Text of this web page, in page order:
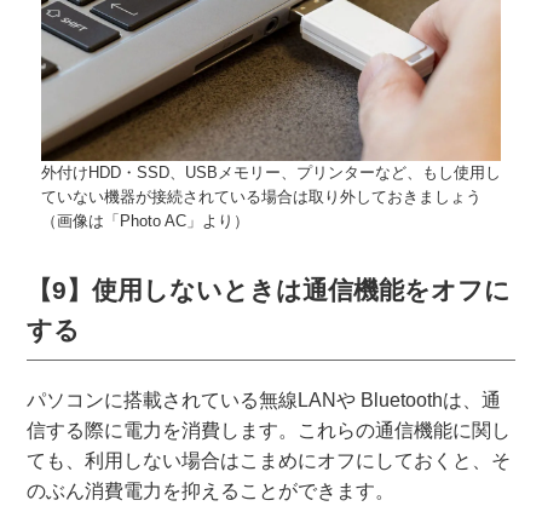
外付けHDD・SSD、USBメモリー、プリンターなど、もし使用し
ていない機器が接続されている場合は取り外しておきましょう
（画像は「Photo AC」より）
【9】使用しないときは通信機能をオフに
する
パソコンに搭載されている無線LANや Bluetoothは、通
信する際に電力を消費します。これらの通信機能に関し
ても、利用しない場合はこまめにオフにしておくと、そ
のぶん消費電力を抑えることができます。